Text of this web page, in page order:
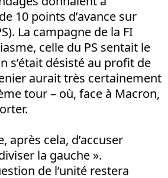
10 points d’avance sur
La campagne de la FI
celle du PS sentait le
s’était désisté au profit de
aurait très certainement
tour – où, face à Macron,
après cela, d’accuser
la gauche ».
de l’unité restera